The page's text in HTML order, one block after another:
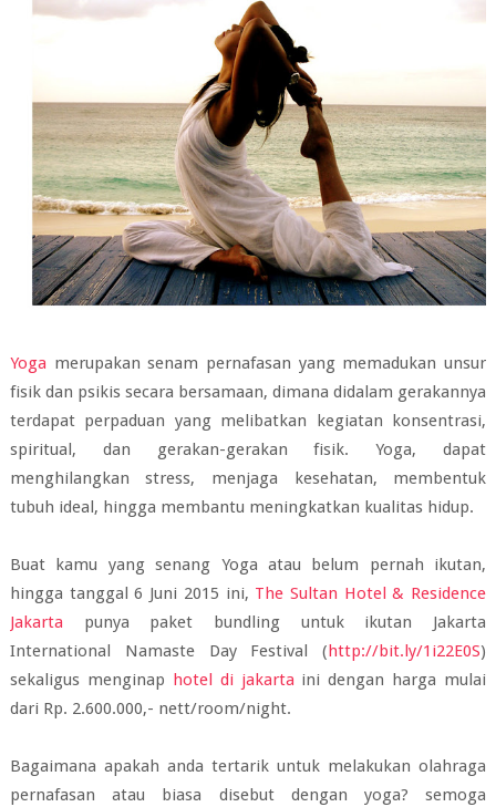
Yoga merupakan senam pernafasan yang memadukan unsur
fisik dan psikis secara bersamaan, dimana didalam gerakannya
terdapat perpaduan yang melibatkan kegiatan konsentrasi,
spiritual, dan gerakan-gerakan fisik. Yoga, dapat
menghilangkan stress, menjaga kesehatan, membentuk
tubuh ideal, hingga membantu meningkatkan kualitas hidup.
Buat kamu yang senang Yoga atau belum pernah ikutan,
hingga tanggal 6 Juni 2015 ini, The Sultan Hotel & Residence
Jakarta punya paket bundling untuk ikutan Jakarta
International Namaste Day Festival (http://bit.ly/1i22E0S)
sekaligus menginap hotel di jakarta ini dengan harga mulai
dari Rp. 2.600.000,- nett/room/night.
Bagaimana apakah anda tertarik untuk melakukan olahraga
pernafasan atau biasa disebut dengan yoga? semoga